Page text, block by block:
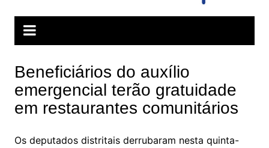
Beneficiários do auxílio
emergencial terão gratuidade
em restaurantes comunitários
Os deputados distritais derrubaram nesta quinta-